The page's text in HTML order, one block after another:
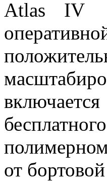
Atlas IV
от